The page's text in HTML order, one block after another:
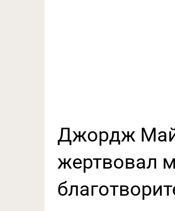
Джордж
жертвовал